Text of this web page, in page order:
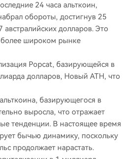
24 часа альткоин,
обороты, достигнув 25
австралийских долларов. Это
более широком рынке
Popcat, базирующейся в
долларов, Новый ATH, что
базирующегося в
выросла, что отражает
тенденции. В настоящее время
бычью динамику, поскольку
продолжает нарастать.